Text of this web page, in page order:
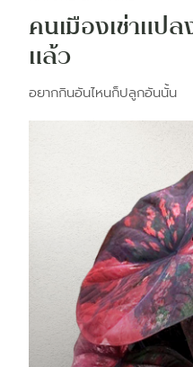
คนเมืองเช่าแป
แล้ว
อยากกินอันไหนก็ปลูกอันนั้น